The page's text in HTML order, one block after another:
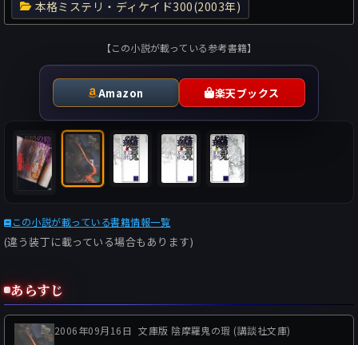
本格ミステリ・ディケイド300(2003年)
【この小説が載っている参考書籍】
Amazon 楽天ブックス
この小説が載っている書籍情報一覧
(違う装丁に載っている場合もあります)
あらすじ
2006年09月16日 文庫版 陰摩羅鬼の瑕 (講談社文庫)